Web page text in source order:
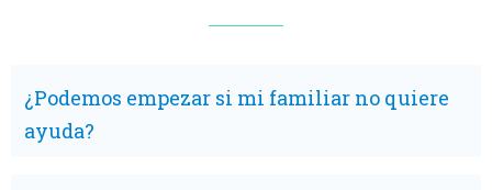
¿Podemos empezar si mi familiar no quiere
ayuda?